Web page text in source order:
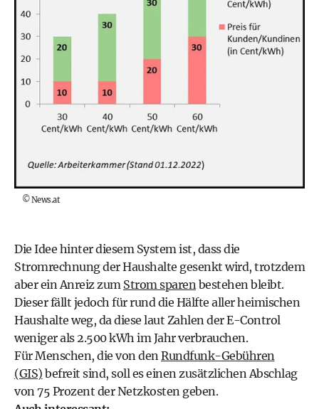
©News.at
Die Idee hinter diesem System ist, dass die
Stromrechnung der Haushalte gesenkt wird, trotzdem
aber ein Anreiz zum Strom sparen bestehen bleibt.
Dieser fällt jedoch für rund die Hälfte aller heimischen
Haushalte weg, da diese laut Zahlen der E-Control
weniger als 2.500 kWh im Jahr verbrauchen.
Für Menschen, die von den Rundfunk-Gebühren
(GIS) befreit sind, soll es einen zusätzlichen Abschlag
von 75 Prozent der Netzkosten geben.